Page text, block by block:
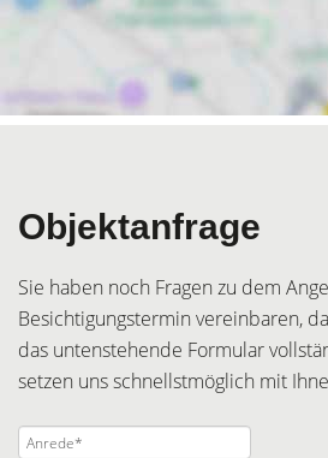
Objektanfrage
Sie haben noch Fragen zu dem
Besichtigungstermin vereinbaren,
das untenstehende Formular
setzen uns schnellstmöglich mit